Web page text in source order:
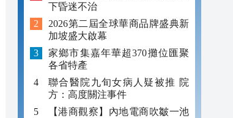
下昏迷不治
2026第二屆全球華商品牌盛典新
加坡盛大啟幕
家鄉市集嘉年華超370攤位匯聚
各省特產
聯合醫院九旬女病人疑被推 院
方：高度關注事件
【港商觀察】內地電商吹皺一池